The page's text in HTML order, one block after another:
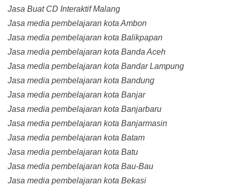
Jasa Buat CD Interaktif Malang
Jasa media pembelajaran kota Ambon
Jasa media pembelajaran kota Balikpapan
Jasa media pembelajaran kota Banda Aceh
Jasa media pembelajaran kota Bandar Lampung
Jasa media pembelajaran kota Bandung
Jasa media pembelajaran kota Banjar
Jasa media pembelajaran kota Banjarbaru
Jasa media pembelajaran kota Banjarmasin
Jasa media pembelajaran kota Batam
Jasa media pembelajaran kota Batu
Jasa media pembelajaran kota Bau-Bau
Jasa media pembelajaran kota Bekasi